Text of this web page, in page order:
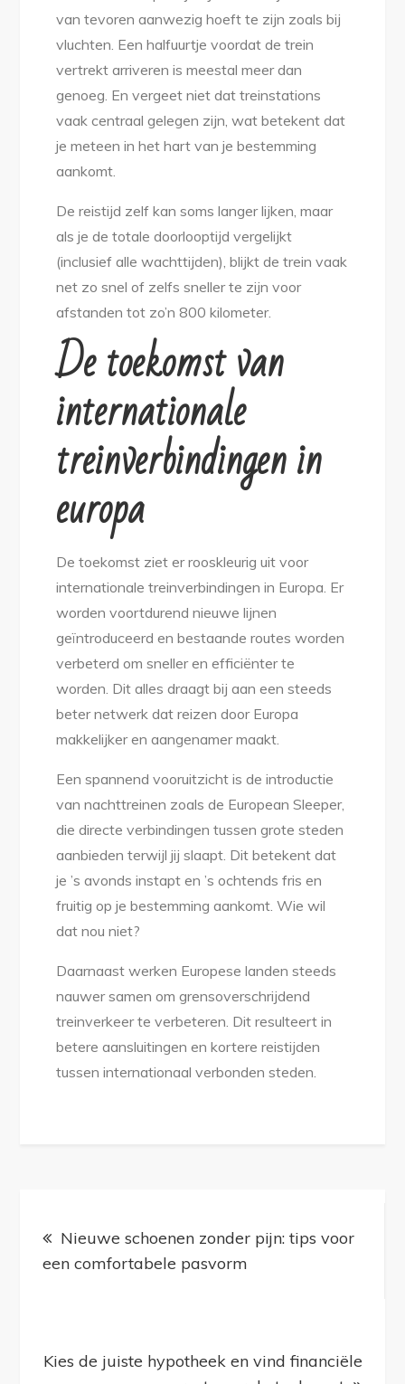
van tevoren aanwezig hoeft te zijn zoals bij
vluchten. Een halfuurtje voordat de trein
vertrekt arriveren is meestal meer dan
genoeg. En vergeet niet dat treinstations
vaak centraal gelegen zijn, wat betekent dat
je meteen in het hart van je bestemming
aankomt.
De reistijd zelf kan soms langer lijken, maar
als je de totale doorlooptijd vergelijkt
(inclusief alle wachttijden), blijkt de trein vaak
net zo snel of zelfs sneller te zijn voor
afstanden tot zo’n 800 kilometer.
De toekomst van
internationale
treinverbindingen in
europa
De toekomst ziet er rooskleurig uit voor
internationale treinverbindingen in Europa. Er
worden voortdurend nieuwe lijnen
geïntroduceerd en bestaande routes worden
verbeterd om sneller en efficiënter te
worden. Dit alles draagt bij aan een steeds
beter netwerk dat reizen door Europa
makkelijker en aangenamer maakt.
Een spannend vooruitzicht is de introductie
van nachttreinen zoals de European Sleeper,
die directe verbindingen tussen grote steden
aanbieden terwijl jij slaapt. Dit betekent dat
je ’s avonds instapt en ’s ochtends fris en
fruitig op je bestemming aankomt. Wie wil
dat nou niet?
Daarnaast werken Europese landen steeds
nauwer samen om grensoverschrijdend
treinverkeer te verbeteren. Dit resulteert in
betere aansluitingen en kortere reistijden
tussen internationaal verbonden steden.
Bericht
navigatie
Nieuwe schoenen zonder pijn: tips voor
een comfortabele pasvorm
Kies de juiste hypotheek en vind financiële